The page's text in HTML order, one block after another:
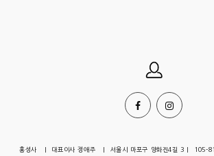
홍성사 | 대표이사 정애주 | 서울시 마포구 양화진4길 3 |